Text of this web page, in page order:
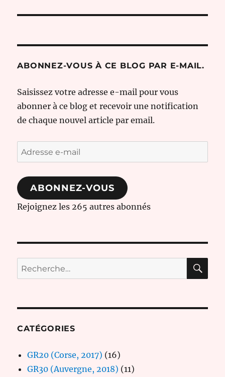
ABONNEZ-VOUS À CE BLOG PAR E-MAIL.
Saisissez votre adresse e-mail pour vous
abonner à ce blog et recevoir une notification
de chaque nouvel article par email.
Adresse
e-
mail
ABONNEZ-VOUS
Rejoignez les 265 autres abonnés
Recherche
pour :
CATÉGORIES
GR20 (Corse, 2017) (16)
GR30 (Auvergne, 2018) (11)